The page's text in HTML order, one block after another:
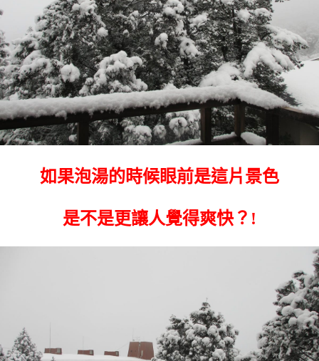
如果泡湯的時候眼前是這片景色
是不是更讓人覺得爽快？!